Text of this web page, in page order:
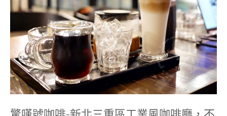
重
工
業
風
咖
啡
廳，
不
限
時、
有